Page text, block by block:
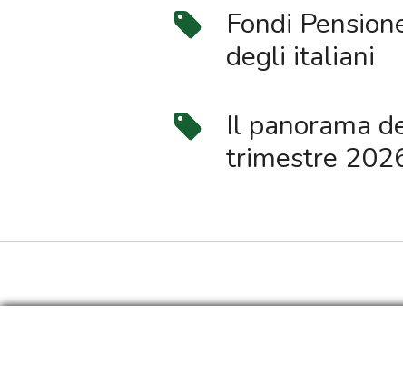
Fondi
degli italiani
Il panorama
trimestre